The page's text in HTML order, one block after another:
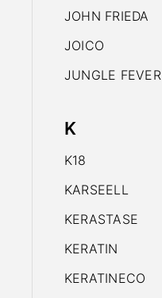
JOHN FRIEDA
JOICO
JUNGLE FEVER
K
K18
KARSEELL
KERASTASE
KERATIN
KERATINECO